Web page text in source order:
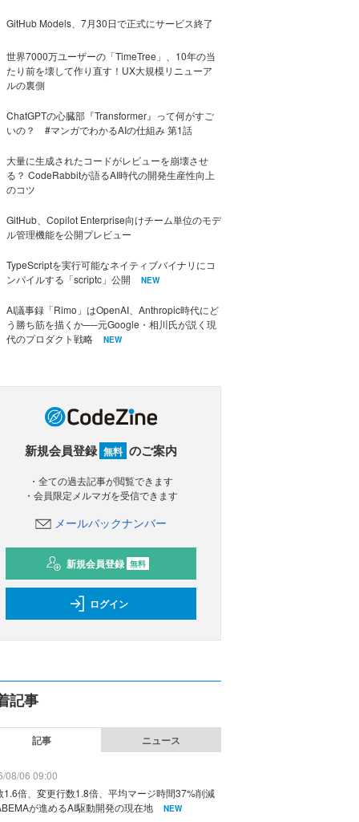
GitHub Models、7月30日で正式にサービス終了
世界7000万ユーザーの「TimeTree」、10年の当
たり前を壊して作り直す！UX大規模リニューア
ルの裏側
ChatGPTの心臓部『Transformer』って何がすご
いの？ #マンガでわかるAIの仕組み 第1話
大量に生成されたコードがレビューを崩壊させ
る？ CodeRabbitが語るAI時代の開発生産性向上
のコツ
GitHub、Copilot Enterprise向けチーム単位のモデ
ル管理機能を公開プレビュー
TypeScriptを実行可能なネイティブバイナリにコ
ンパイルする「scriptc」公開
NEW
AI議事録「Rimo」はOpenAI、Anthropic時代にど
う勝ち筋を描くか──元Google・相川氏が説く現
代のプロダクト戦略
NEW
新規会員登録 無料 のご案内
・全ての過去記事が閲覧できます
・会員限定メルマガを受信できます
メールバックナンバー
新規会員登録 無料
ログイン
記事
記事 ニュース
08/06 09:00
1.6倍、変更行数1.8倍、平均マージ時間37%削減
が進めるAI駆動開発の現在地
NEW